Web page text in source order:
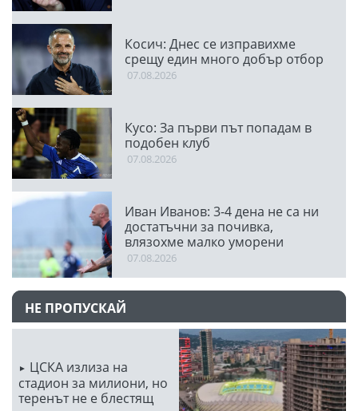
Косич: Днес се изправихме
срещу един много добър отбор
07.08.2026
Кусо: За първи път попадам в
подобен клуб
07.08.2026
Иван Иванов: 3-4 дена не са ни
достатъчни за почивка,
влязохме малко уморени
07.08.2026
НЕ ПРОПУСКАЙ
ЦСКА излиза на
стадион за милиони, но
теренът не е блестящ